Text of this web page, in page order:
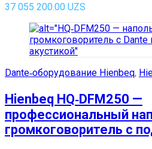
37 055 200.00 UZS
Dante‑оборудование Hienbeq,
Hienbeq HQ‑DFM250 —
профессиональный
громкоговоритель с